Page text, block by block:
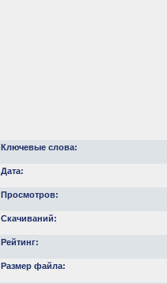
Ключевые слова:
Дата:
Просмотров:
Скачиваний:
Рейтинг:
Размер файла: